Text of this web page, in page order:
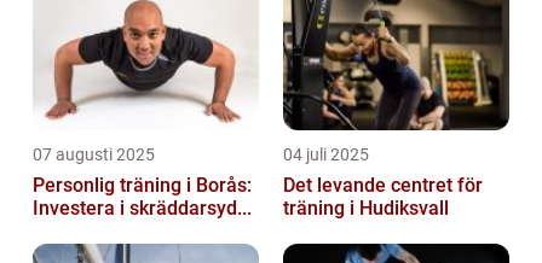
07 augusti 2025
Personlig träning i Borås:
Investera i skräddarsyd...
04 juli 2025
Det levande centret för
träning i Hudiksvall